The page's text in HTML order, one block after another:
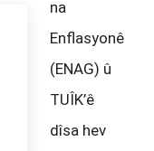
na
Enflasyonê
(ENAG) û
TUÎK’ê
dîsa hev